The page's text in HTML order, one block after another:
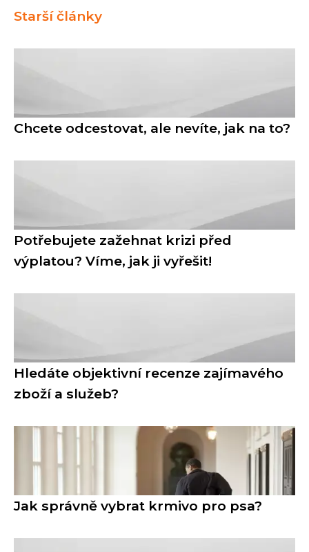
Starší články
Chcete odcestovat, ale nevíte, jak na to?
Potřebujete zažehnat krizi před
výplatou? Víme, jak ji vyřešit!
Hledáte objektivní recenze zajímavého
zboží a služeb?
Jak správně vybrat krmivo pro psa?